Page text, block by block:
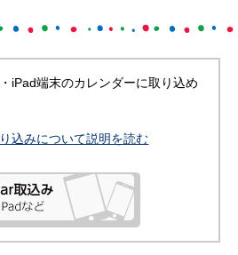
iPad端末のカレンダーに取り込め
込みについて説明を読む